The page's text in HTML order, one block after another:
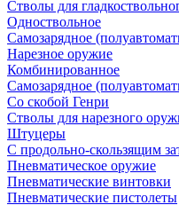
Стволы для
Одноствольное
Самозарядное
Нарезное оружие
Комбинированное
Самозарядное
Со скобой Генри
Стволы для нарезного
Штуцеры
С продольно-скользящим
Пневматическое оружие
Пневматические винтовки
Пневматические пистолеты